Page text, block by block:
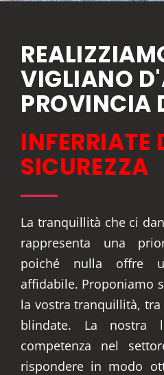
VIGLIANO
PROVINCIA
INFERRIATE
SICUREZZA
La tranquillità che ci
rappresenta una
poiché nulla offre
affidabile. Proponiamo
la vostra tranquillità,
blindate. La nostra
competenza nel
rispondere in modo